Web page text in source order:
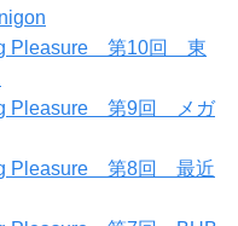
Pleasure 第10回 東
Pleasure 第9回 メガ
Pleasure 第8回 最近